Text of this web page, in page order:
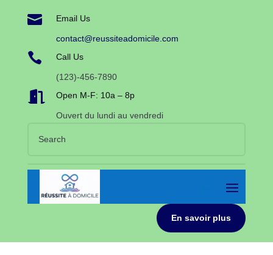
 Email Us
contact@reussiteadomicile.com
 Call Us
(123)-456-7890
 Open M-F: 10a – 8p
Ouvert du lundi au vendredi
En savoir plus